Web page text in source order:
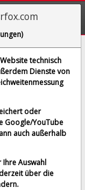
Inc.
Uhr
technisch
Dienste von
oder
Google/YouTube
auch außerhalb
Ihre Auswahl
über die